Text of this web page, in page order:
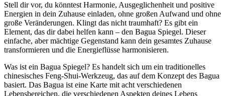
Stell dir vor,‍ du‍ könntest⁣ Harmonie, Ausgeglichenheit und positive
Energien in dein Zuhause einladen, ohne großen Aufwand und⁢ ohne
große Veränderungen. Klingt das‍ nicht‍ traumhaft? Es gibt ein
Element, das dir dabei helfen kann – ‌den Bagua Spiegel. Dieser
einfache, aber mächtige Gegenstand kann dein gesamtes⁣ Zuhause
transformieren und‍ die Energieflüsse harmonisieren.
Was ist ⁤ein Bagua⁢ Spiegel? Es handelt sich um ein traditionelles
chinesisches Feng-Shui-Werkzeug,⁤ das auf ⁤dem Konzept des Bagua
‌basiert. Das Bagua ist eine Karte mit acht verschiedenen
Lebensbereichen, die verschiedenen ⁤Aspekten ⁢deines Lebens⁣